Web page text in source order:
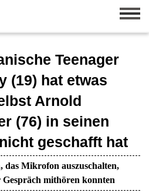
Teenager
(19) hat etwas
Arnold
(76) in seinen
geschafft hat
das Mikrofon auszuschalten,
Gespräch mithören konnten